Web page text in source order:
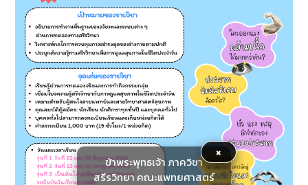
×
ข้าพระพุทธเจ้า ภาควิชา
สรีรวิทยา คณะแพทยศาสตร์